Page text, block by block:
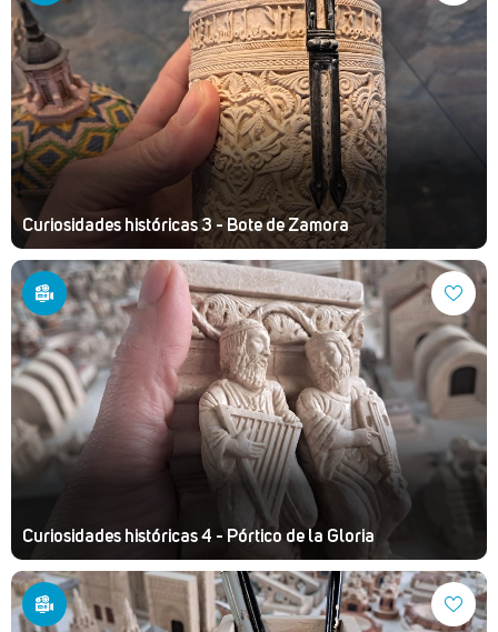
Curiosidades históricas 3 - Bote de Zamora
Curiosidades históricas 4 - Pórtico de la Gloria